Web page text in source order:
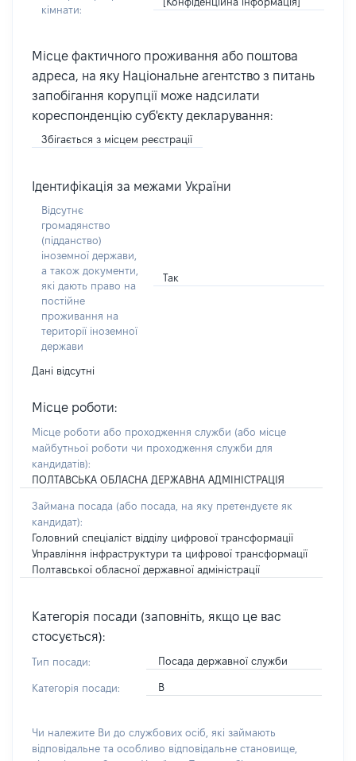
кімнати:
Місце фактичного проживання або поштова
адреса, на яку Національне агентство з питань
запобігання корупції може надсилати
кореспонденцію суб'єкту декларування:
Збігається з місцем реєстрації
Ідентифікація за межами України
Відсутнє
громадянство
(підданство)
іноземної держави,
а також документи,
які дають право на
постійне
проживання на
території іноземної
держави
Так
Дані відсутні
Місце роботи:
Місце роботи або проходження служби (або місце
майбутньої роботи чи проходження служби для
кандидатів):
ПОЛТАВСЬКА ОБЛАСНА ДЕРЖАВНА АДМІНІСТРАЦІЯ
Займана посада (або посада, на яку претендуєте як
кандидат):
Головний спеціаліст відділу цифрової трансформації
Управління інфраструктури та цифрової трансформації
Полтавської обласної державної адміністрації
Категорія посади (заповніть, якщо це вас
стосується):
Тип посади: Посада державної служби
Категорія посади: В
Чи належите Ви до службових осіб, які займають
відповідальне та особливо відповідальне становище,